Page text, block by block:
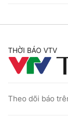
THỜI BÁO VTV
Theo dõi báo